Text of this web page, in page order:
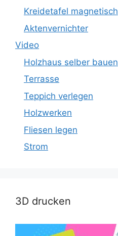
Kreidetafel magnetisch
Aktenvernichter
Video
Holzhaus selber bauen
Terrasse
Teppich verlegen
Holzwerken
Fliesen legen
Strom
3D drucken